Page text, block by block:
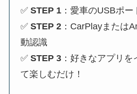
✅STEP 1 ：愛車のUSBポー
✅STEP 2 ：CarPlayまたは
動認識
✅STEP 3 ：好きなアプリ
て楽しむだけ！